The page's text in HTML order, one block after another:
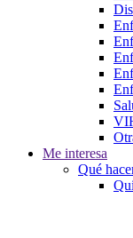
Me interesa
Qué